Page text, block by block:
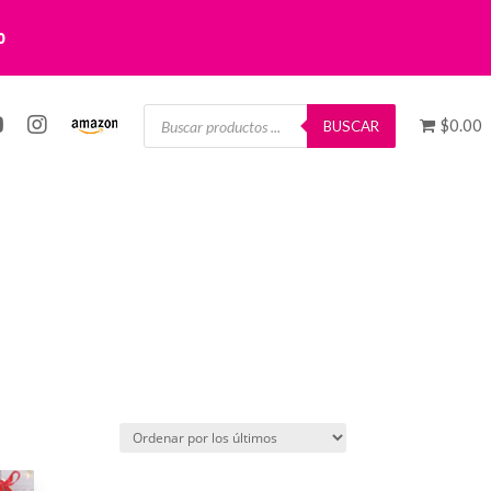
Búsqueda
productos
BUSCAR $0.00